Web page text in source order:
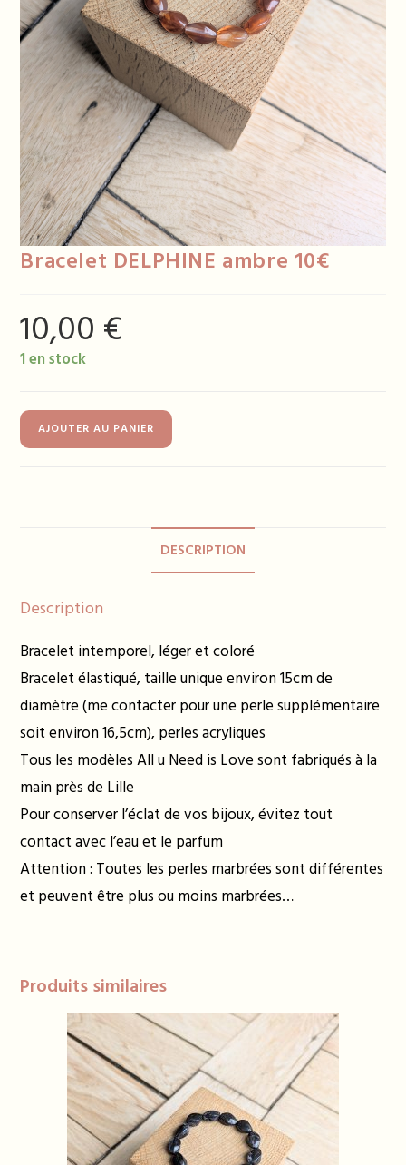
Bracelet DELPHINE ambre 10€
10,00 €
1 en stock
quantité
de
AJOUTER AU PANIER
DESCRIPTION
Description
Bracelet intemporel, léger et coloré
Bracelet élastiqué, taille unique environ 15cm de
diamètre (me contacter pour une perle supplémentaire
soit environ 16,5cm), perles acryliques
Tous les modèles All u Need is Love sont fabriqués à la
main près de Lille
Pour conserver l’éclat de vos bijoux, évitez tout
contact avec l’eau et le parfum
Attention : Toutes les perles marbrées sont différentes
et peuvent être plus ou moins marbrées…
Produits similaires